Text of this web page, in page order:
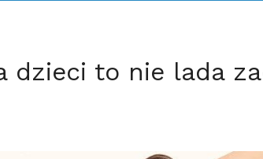
dzieci to nie lada